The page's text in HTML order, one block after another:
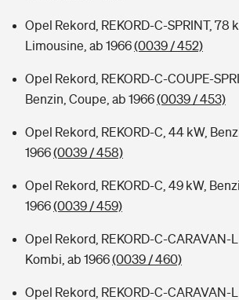
Opel Rekord, REKORD-C-SPRINT, 78
Limousine, ab 1966(0039 / 452)
Opel Rekord, REKORD-C-COUPE-
Benzin, Coupe, ab 1966(0039 / 453)
Opel Rekord, REKORD-C, 44 kW,
1966(0039 / 458)
Opel Rekord, REKORD-C, 49 kW,
1966(0039 / 459)
Opel Rekord, REKORD-C-CARAVAN-
Kombi, ab 1966(0039 / 460)
Opel Rekord, REKORD-C-CARAVAN-